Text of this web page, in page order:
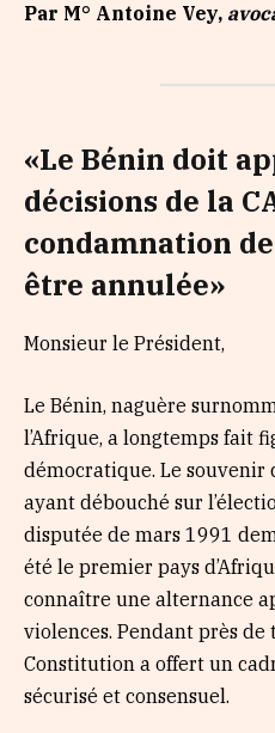
Par M° Antoine Vey,
«Le Bénin doit
décisions de la
condamnation
être annulée»
Monsieur le Président,
Le Bénin, naguère
l’Afrique, a longtemps fait
démocratique. Le souvenir
ayant débouché sur
disputée de mars 1991
été le premier pays
connaître une alternance
violences. Pendant près de
Constitution a offert un
sécurisé et consensuel.